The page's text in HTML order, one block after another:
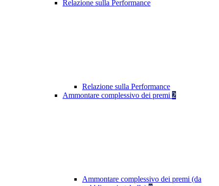
Relazione sulla Performance
Relazione sulla Performance
Ammontare complessivo dei premi 2
Ammontare complessivo dei premi (da